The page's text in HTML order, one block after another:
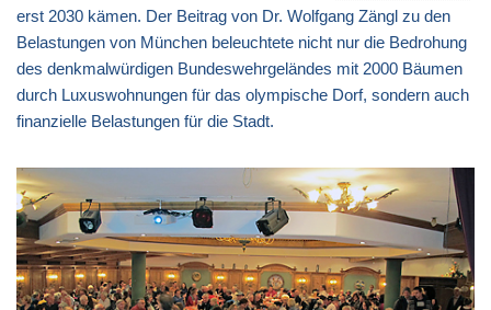
erst 2030 kämen. Der Beitrag von Dr. Wolfgang Zängl zu den
Belastungen von München beleuchtete nicht nur die Bedrohung
des denkmalwürdigen Bundeswehrgeländes mit 2000 Bäumen
durch Luxuswohnungen für das olympische Dorf, sondern auch
finanzielle Belastungen für die Stadt.